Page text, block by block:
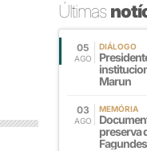
Últimas
05
AGO
DIÁLOGO
Marun
03
AGO
MEMÓRIA
preserva
Fagundes